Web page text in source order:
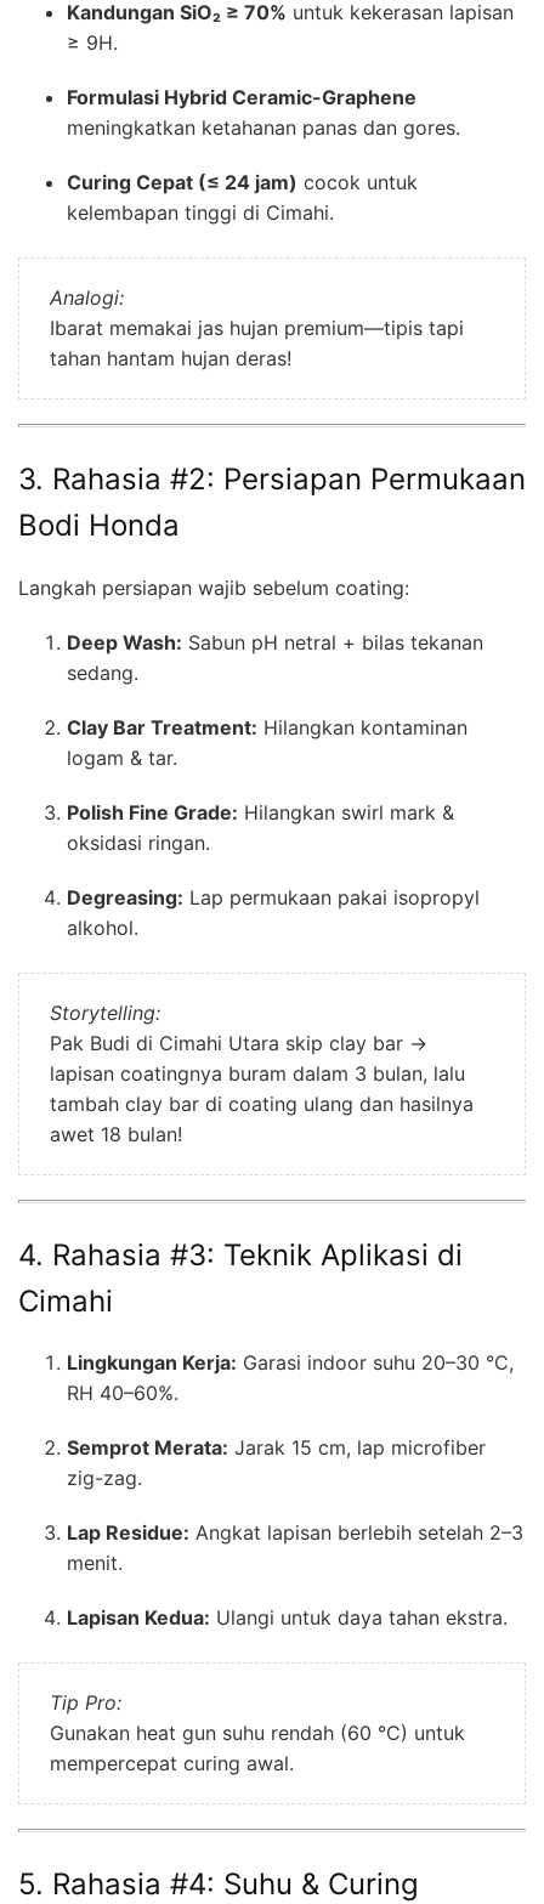
Kandungan SiO₂ ≥ 70% untuk kekerasan lapisan
≥ 9H.
Formulasi Hybrid Ceramic-Graphene
meningkatkan ketahanan panas dan gores.
Curing Cepat (≤ 24 jam) cocok untuk
kelembapan tinggi di Cimahi.
Analogi:
Ibarat memakai jas hujan premi­um—tipis tapi
tahan hantam hujan deras!
3. Rahasia #2: Persiapan Permukaan
Bodi Honda
Langkah persiapan wajib sebelum coating:
Deep Wash: Sabun pH netral + bilas tekanan
sedang.
Clay Bar Treatment: Hilangkan kontaminan
logam & tar.
Polish Fine Grade: Hilangkan swirl mark &
oksidasi ringan.
Degreasing: Lap permukaan pakai isopropyl
alkohol.
Storytelling:
Pak Budi di Cimahi Utara skip clay bar →
lapisan coatingnya buram dalam 3 bulan, lalu
tambah clay bar di coating ulang dan hasilnya
awet 18 bulan!
4. Rahasia #3: Teknik Aplikasi di
Cimahi
Lingkungan Kerja: Garasi indoor suhu 20–30 °C,
RH 40–60%.
Semprot Merata: Jarak 15 cm, lap microfiber
zig-zag.
Lap Residue: Angkat lapisan berlebih setelah 2–3
menit.
Lapisan Kedua: Ulangi untuk daya tahan ekstra.
Tip Pro:
Gunakan heat gun suhu rendah (60 °C) untuk
mempercepat curing awal.
5. Rahasia #4: Suhu & Curing